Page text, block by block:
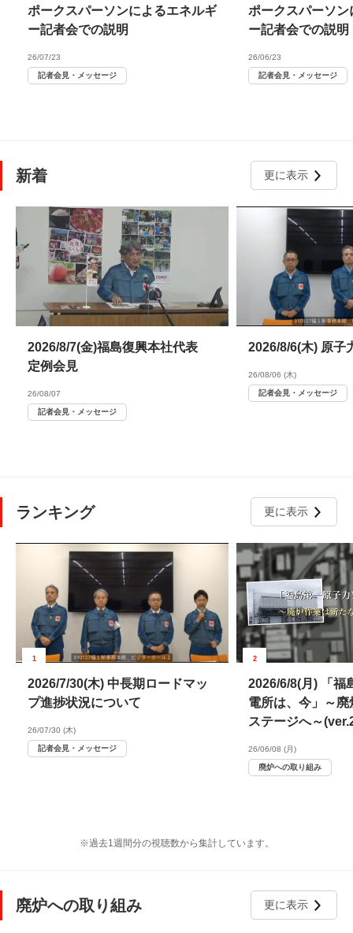
ポークスパーソンによるエネルギ
ー記者会での説明
26/07/23
記者会見・メッセージ
ポークスパーソ
ー記者会での説明
26/06/23
記者会見・メッセージ
新着 更に表示
2026/8/7(金)福島復興本社代表
定例会見
26/08/07
記者会見・メッセージ
2026/8/6(木) 原子
26/08/06 (木)
記者会見・メッセージ
ランキング 更に表示
1
2026/7/30(木) 中長期ロードマッ
プ進捗状況について
26/07/30 (木)
記者会見・メッセージ
2
2026/6/8(月) 「福
電所は、今」～
ステージへ～
26/06/08 (月)
廃炉への取り組み
※過去1週間分の視聴数から集計しています。
廃炉への取り組み 更に表示